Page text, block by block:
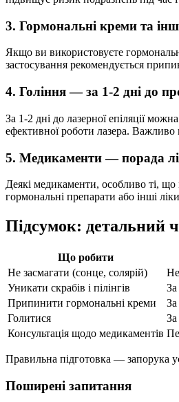
3. Гормональні креми та
Якщо ви використовуєте
застосування рекомендується
4. Гоління — за 1-2 дні до
За 1-2 дні до лазерної епіляції
ефективної роботи лазера. Важливо
5. Медикаменти — порада
Деякі медикаменти, особливо ті, що
гормональні препарати або інші
Підсумок: детальний
Що робити
Не засмагати (сонце, солярій)
Уникати скрабів і пілінгів
Припинити гормональні креми
Голитися
За
Консультація щодо медикаментів
Правильна підготовка — запорука
Поширені запитання